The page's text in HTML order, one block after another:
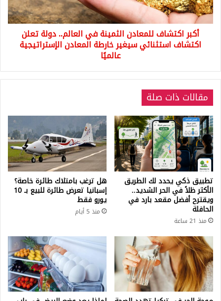
تعلن
اكتشاف
استثنائي
سيغير
الإستراتيجية
أكبر اكتشاف للمعادن الثمينة في العالم.. دولة تعلن
اكتشاف استثنائي سيغير خارطة المعادن الإستراتيجية
عالميًا
مقالات ذات صلة
تطبيق ذكي يحدد لك الطريق
الأكثر ظلاً في الحر الشديد..
ويقترح أفضل مقعد بارد في
الحافلة
منذ 21 ساعة
هل ترغب بامتلاك طائرة خاصة؟
إسبانيا تعرض طائرة للبيع بـ 10
يورو فقط
منذ 5 أيام